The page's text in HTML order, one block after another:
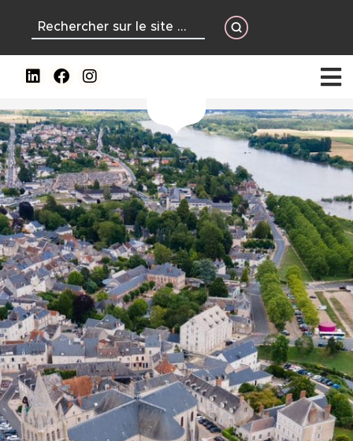
principal